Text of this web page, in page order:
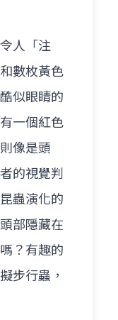
人「注
數枚黃色
似眼睛的
一個紅色
像是頭
的視覺判
蟲演化的
部隱藏在
？有趣的
步行蟲，